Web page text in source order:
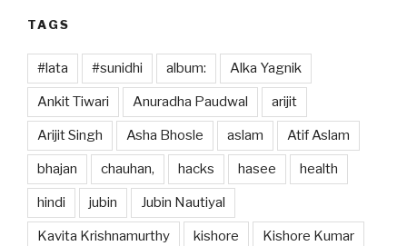
TAGS
#lata #sunidhi album: Alka Yagnik
Ankit Tiwari Anuradha Paudwal arijit
Arijit Singh Asha Bhosle aslam Atif Aslam
bhajan chauhan, hacks hasee health
hindi jubin Jubin Nautiyal
Kavita Krishnamurthy kishore Kishore Kumar